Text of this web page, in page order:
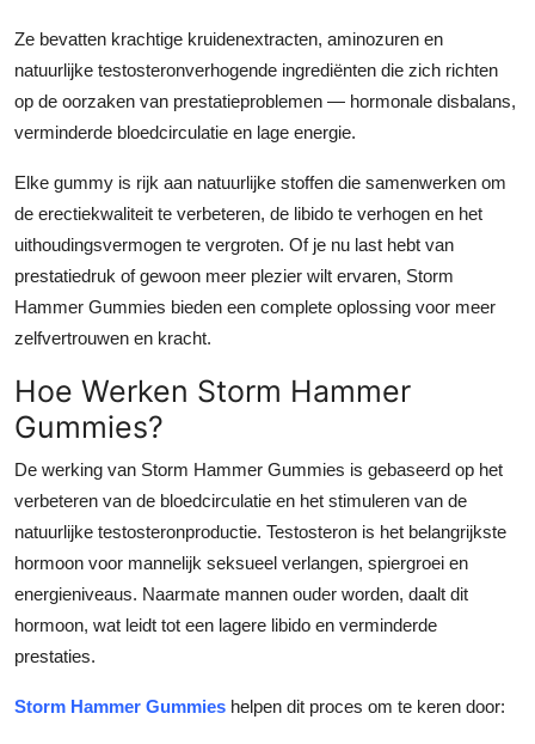
Ze bevatten krachtige kruidenextracten, aminozuren en
natuurlijke testosteronverhogende ingrediënten die zich richten
op de oorzaken van prestatieproblemen — hormonale disbalans,
verminderde bloedcirculatie en lage energie.
Elke gummy is rijk aan natuurlijke stoffen die samenwerken om
de erectiekwaliteit te verbeteren, de libido te verhogen en het
uithoudingsvermogen te vergroten. Of je nu last hebt van
prestatiedruk of gewoon meer plezier wilt ervaren, Storm
Hammer Gummies bieden een complete oplossing voor meer
zelfvertrouwen en kracht.
Hoe Werken Storm Hammer
Gummies?
De werking van Storm Hammer Gummies is gebaseerd op het
verbeteren van de bloedcirculatie en het stimuleren van de
natuurlijke testosteronproductie. Testosteron is het belangrijkste
hormoon voor mannelijk seksueel verlangen, spiergroei en
energieniveaus. Naarmate mannen ouder worden, daalt dit
hormoon, wat leidt tot een lagere libido en verminderde
prestaties.
Storm Hammer Gummies helpen dit proces om te keren door: